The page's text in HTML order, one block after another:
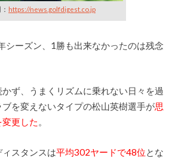
https://news.golfdigest.co.jp
シーズン、1勝も出来なかったのは残念
ず、うまくリズムに乗れない日々を過
を変えないタイプの松山英樹選手が思
更した 。
スタンスは平均302ヤードで48位とな